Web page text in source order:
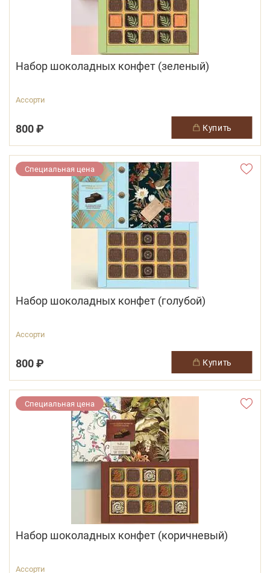
Набор шоколадных конфет (зеленый)
Ассорти
800 ₽ купить
Специальная цена
Набор шоколадных конфет (голубой)
Ассорти
800 ₽ купить
Специальная цена
Набор шоколадных конфет (коричневый)
Ассорти